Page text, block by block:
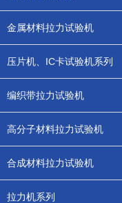
金属材料拉力试验机
压片机、IC卡试验机系列
编织带拉力试验机
高分子材料拉力试验机
合成材料拉力试验机
拉力机系列